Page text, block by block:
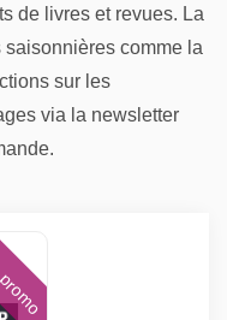
de livres et revues. La
comme la
sur les
via la newsletter